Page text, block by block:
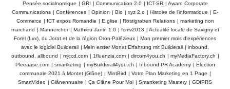
Pensée socialnomique | GRI | Communication 2.0 | ICT-SR | Award Corporate
Communications | Conférences | Opinion | Bio | xyz 2.o | Histoire de l'informatique | E-
Commerce | ICT expos Romandie | E.glise | Röstigraben Relations | marketing non
marchand | Männerchor | Mathieu Janin 1.0 | fcmv2013 | Actualité locale de Savigny et
Forel (Lvx), du Jorat et de la région Oron-Palézieux | Mon premier mois d'expériences
avec le logiciel Builderall | Mein erster Monat Erfahrung mit Builderall | inbound,
outbound, allbound | mjccd.com | 1fluenzia.com | dircom4you.ch | myMediaFactory.ch |
Pleeaase.com | smartketing | myBuilderall4you.ch | Inbound PR Academy | Élection
communale 2021 à Montet (Glâne) | MintBird | Votre Plan Marketing en 1 Page |
SmartVideo | Glânennuaire | Ça Glâne Pour Moi | Smartketing Mastery | GDIPRS